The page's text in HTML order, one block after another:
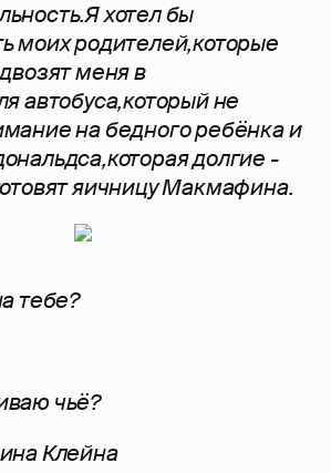
хотел бы
моих родителей,которые
меня в
автобуса,который не
на бедного ребёнка и
долгие -
яичницу Макмафина.
тебе?
чьё?
Клейна